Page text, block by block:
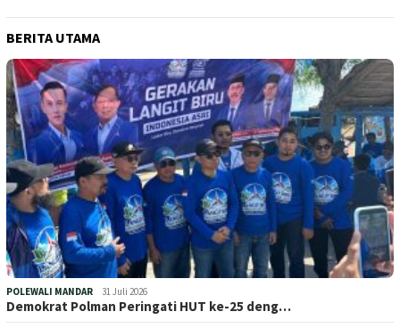
BERITA UTAMA
POLEWALI MANDAR 31 Juli 2026
Demokrat Polman Peringati HUT ke-25 deng…